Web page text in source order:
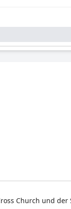
Church und der